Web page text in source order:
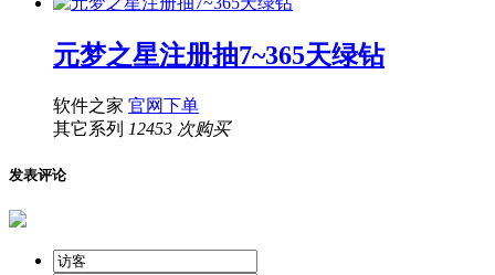
元梦之星注册抽7~365天绿钻
软件之家 官网下单
其它系列 12453 次购买
发表评论